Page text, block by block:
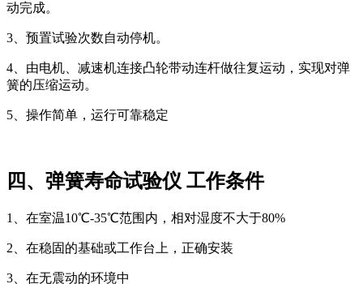
动完成。
3、 预置试验次数自动停机。
4、 由电机、减速机连接凸轮带动连杆做往复运动，实现对弹
簧的压缩运动。
5、 操作简单，运行可靠稳定
四、 弹簧寿命试验仪 工作条件
1、 在室温10℃-35℃范围内，相对湿度不大于80%
2、 在稳固的基础或工作台上，正确安装
3、 在无震动的环境中